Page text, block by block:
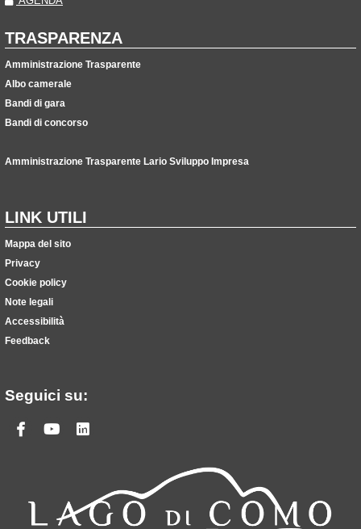
TRASPARENZA
Amministrazione Trasparente
Albo camerale
Bandi di gara
Bandi di concorso
Amministrazione Trasparente Lario Sviluppo Impresa
LINK UTILI
Mappa del sito
Privacy
Cookie policy
Note legali
Accessibilità
Feedback
Seguici su:
Facebook
Youtube